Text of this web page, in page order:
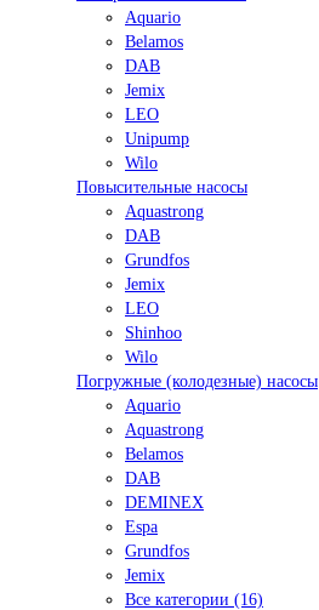
Aquario
Belamos
DAB
Jemix
LEO
Unipump
Wilo
Повысительные насосы
Aquastrong
DAB
Grundfos
Jemix
LEO
Shinhoo
Wilo
Погружные (колодезные) насосы
Aquario
Aquastrong
Belamos
DAB
DEMINEX
Espa
Grundfos
Jemix
Все категории (16)